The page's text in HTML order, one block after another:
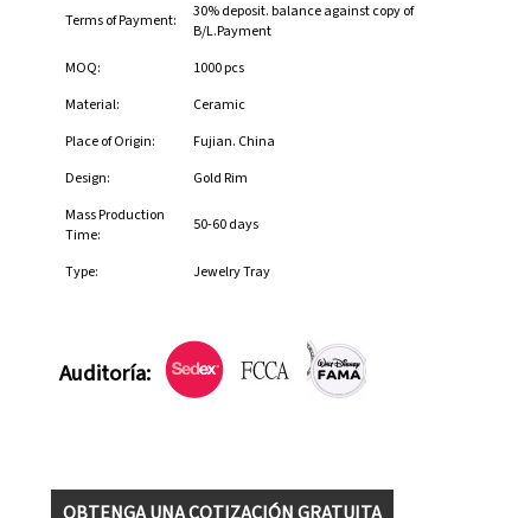
Terms of Payment:
30% deposit. balance against copy of
B/L.Payment
MOQ:
1000 pcs
Material:
Ceramic
Place of Origin:
Fujian. China
Design:
Gold Rim
Mass Production
Time:
50-60 days
Type: Jewelry Tray
Auditoría: